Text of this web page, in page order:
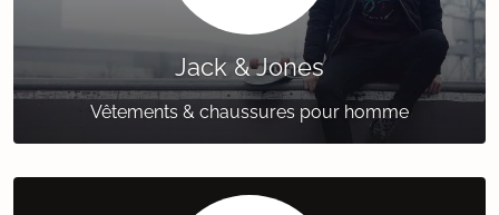
Jack & Jones
Vêtements & chaussures pour homme